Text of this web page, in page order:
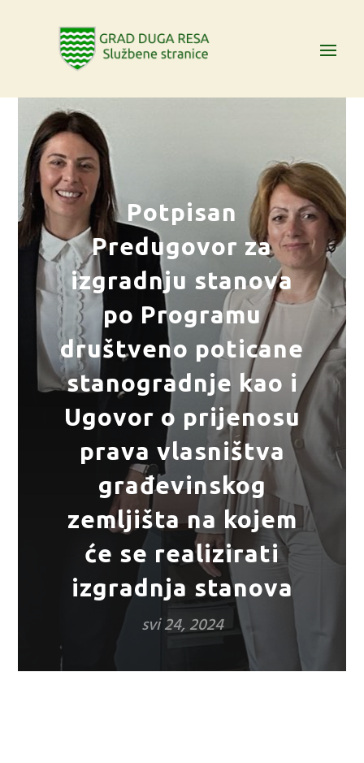
Potpisan
Predugovor za
izgradnju stanova
po Programu
društveno poticane
stanogradnje kao i
Ugovor o prijenosu
prava vlasništva
građevinskog
zemljišta na kojem
će se realizirati
izgradnja stanova
svi 24, 2024